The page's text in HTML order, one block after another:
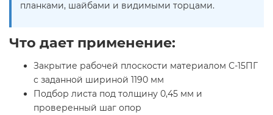
планками, шайбами и видимыми торцами.
Что дает применение:
Закрытие рабочей плоскости материалом С-15ПГ
с заданной шириной 1190 мм
Подбор листа под толщину 0,45 мм и
проверенный шаг опор